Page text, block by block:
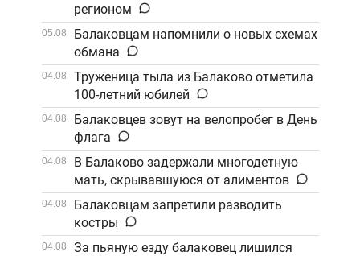
регионом
05.08
Балаковцам напомнили о новых схемах
обмана
04.08
Труженица тыла из Балаково отметила
100-летний юбилей
04.08
Балаковцев зовут на велопробег в День
флага
04.08
В Балаково задержали многодетную
мать, скрывавшуюся от алиментов
04.08
Балаковцам запретили разводить
костры
04.08
За пьяную езду балаковец лишился